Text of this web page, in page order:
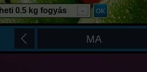
heti 0.5 kg fogyás
MA